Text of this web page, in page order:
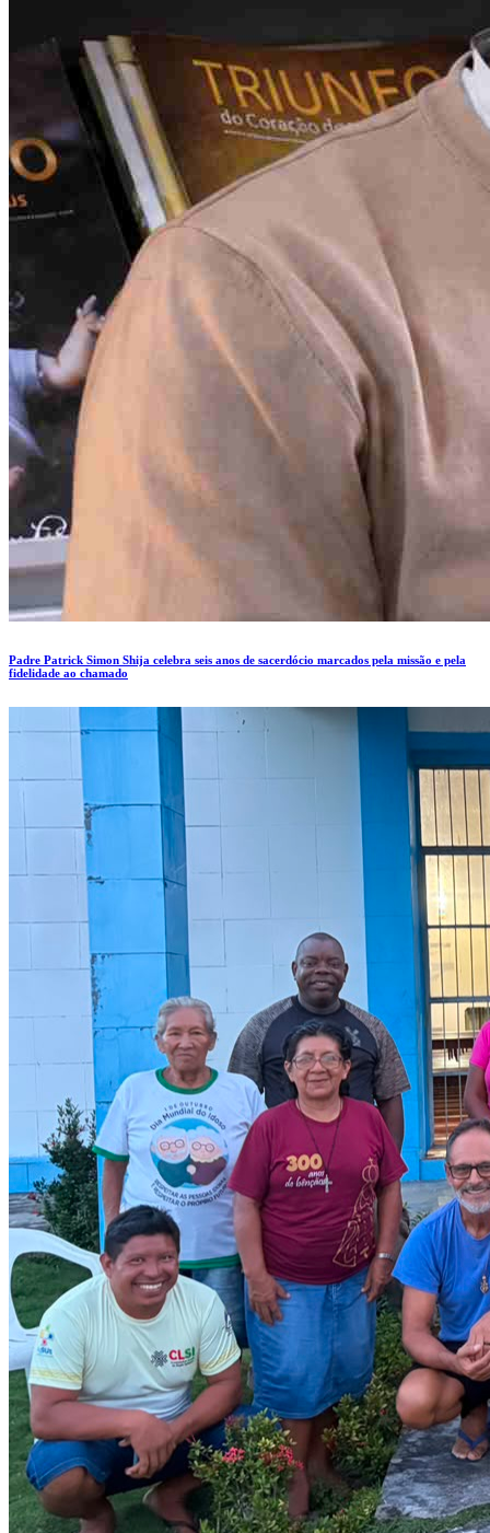
Padre Patrick Simon Shija celebra seis anos de sacerdócio marcados pela missão e pela
fidelidade ao chamado